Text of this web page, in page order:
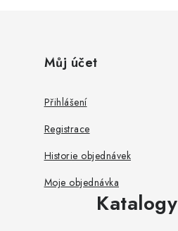
Můj účet
Přihlášení
Registrace
Historie objednávek
Moje objednávka
Katalogy